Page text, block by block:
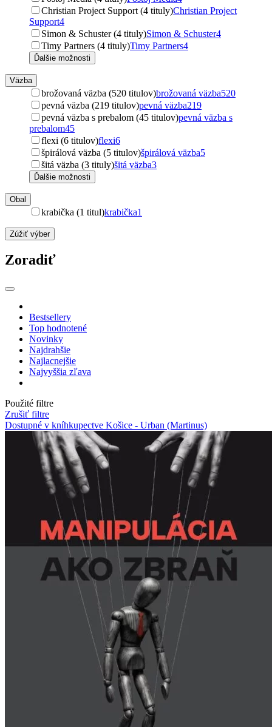
Christian Project Support (4 tituly)Christian Project
Support4
Simon & Schuster (4 tituly)Simon & Schuster4
Timy Partners (4 tituly)Timy Partners4
Ďalšie možnosti
Väzba
brožovaná väzba (520 titulov)brožovaná väzba520
pevná väzba (219 titulov)pevná väzba219
pevná väzba s prebalom (45 titulov)pevná väzba s
prebalom45
flexi (6 titulov)flexi6
špirálová väzba (5 titulov)špirálová väzba5
šitá väzba (3 tituly)šitá väzba3
Ďalšie možnosti
Obal
krabička (1 titul)krabička1
Zúžiť výber
Zoradiť
Bestsellery
Top hodnotené
Novinky
Najdrahšie
Najlacnejšie
Najvyššia zľava
Použité filtre
Zrušiť filtre
Dostupné v kníhkupectve Košice - Urban (Martinus)